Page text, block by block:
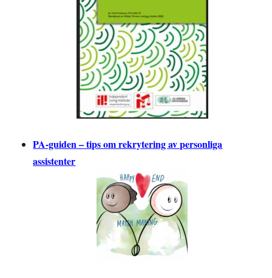
PA-guiden – tips om rekrytering av personliga
assistenter